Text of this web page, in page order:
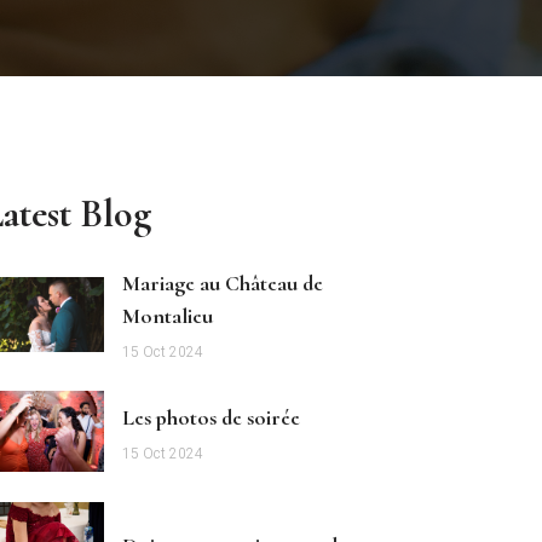
Blog
Mariage au Château de
Montalieu
15 Oct 2024
Les photos de soirée
15 Oct 2024